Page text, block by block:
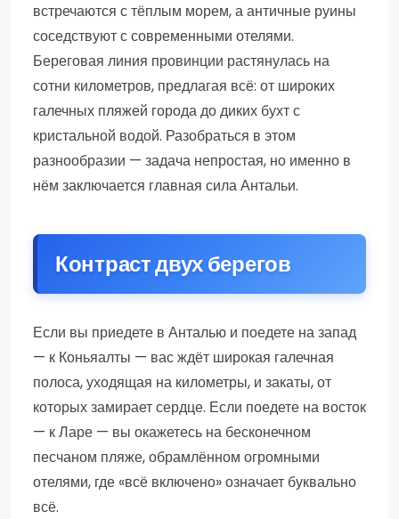
встречаются с тёплым морем, а античные руины
соседствуют с современными отелями.
Береговая линия провинции растянулась на
сотни километров, предлагая всё: от широких
галечных пляжей города до диких бухт с
кристальной водой. Разобраться в этом
разнообразии — задача непростая, но именно в
нём заключается главная сила Антальи.
Контраст двух берегов
Если вы приедете в Анталью и поедете на запад
— к Коньяалты — вас ждёт широкая галечная
полоса, уходящая на километры, и закаты, от
которых замирает сердце. Если поедете на восток
— к Ларе — вы окажетесь на бесконечном
песчаном пляже, обрамлённом огромными
отелями, где «всё включено» означает буквально
всё.